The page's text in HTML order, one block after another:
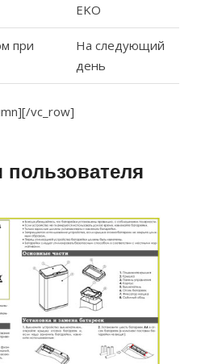
EKO
при
На следующий
день
vc_row]
пользователя